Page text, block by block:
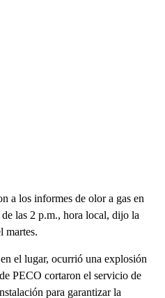
a los informes de olor a gas en
las 2 p.m., hora local, dijo la
martes.
el lugar, ocurrió una explosión
PECO cortaron el servicio de
para garantizar la